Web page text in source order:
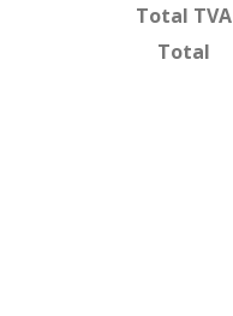
Total TVA
Total